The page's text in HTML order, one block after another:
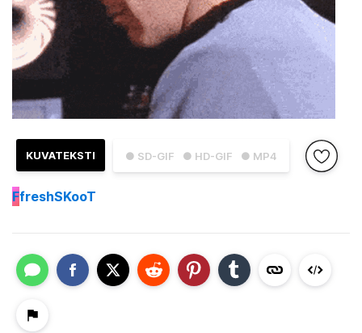
● SD-GIF ● HD-GIF ● MP4
KUVATEKSTI
FfreshSKooT